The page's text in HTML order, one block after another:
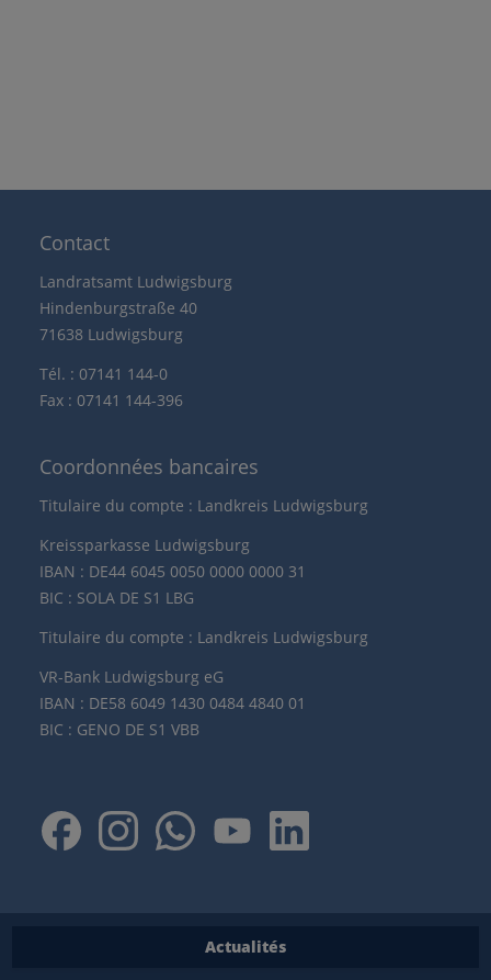
Contact
Landratsamt Ludwigsburg
Hindenburgstraße 40
71638 Ludwigsburg
Tél. : 07141 144-0
Fax : 07141 144-396
Coordonnées bancaires
Titulaire du compte : Landkreis Ludwigsburg
Kreissparkasse Ludwigsburg
IBAN : DE44 6045 0050 0000 0000 31
BIC : SOLA DE S1 LBG
Titulaire du compte : Landkreis Ludwigsburg
VR-Bank Ludwigsburg eG
IBAN : DE58 6049 1430 0484 4840 01
BIC : GENO DE S1 VBB
Actualités